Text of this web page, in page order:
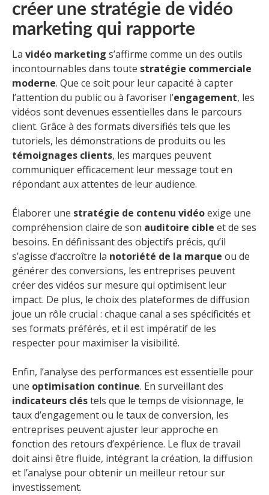
créer une stratégie de vidéo
marketing qui rapporte
La vidéo marketing s’affirme comme un des outils
incontournables dans toute stratégie commerciale
moderne. Que ce soit pour leur capacité à capter
l’attention du public ou à favoriser l’engagement, les
vidéos sont devenues essentielles dans le parcours
client. Grâce à des formats diversifiés tels que les
tutoriels, les démonstrations de produits ou les
témoignages clients, les marques peuvent
communiquer efficacement leur message tout en
répondant aux attentes de leur audience.
Élaborer une stratégie de contenu vidéoexige une
compréhension claire de son auditoire cible et de ses
besoins. En définissant des objectifs précis, qu’il
s’agisse d’accroître la notoriété de la marque ou de
générer des conversions, les entreprises peuvent
créer des vidéos sur mesure qui optimisent leur
impact. De plus, le choix des plateformes de diffusion
joue un rôle crucial : chaque canal a ses spécificités et
ses formats préférés, et il est impératif de les
respecter pour maximiser la visibilité.
Enfin, l’analyse des performances est essentielle pour
une optimisation continue. En surveillant des
indicateurs cléstels que le temps de visionnage, le
taux d’engagement ou le taux de conversion, les
entreprises peuvent ajuster leur approche en
fonction des retours d’expérience. Le flux de travail
doit ainsi être fluide, intégrant la création, la diffusion
et l’analyse pour obtenir un meilleur retour sur
investissement.